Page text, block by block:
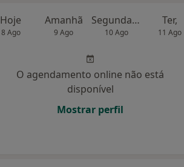
Hoje
8 Ago
Amanhã
9 Ago
Segunda-feira
10 Ago
Ter,
11 Ago
O agendamento online não está
disponível
Mostrar perfil